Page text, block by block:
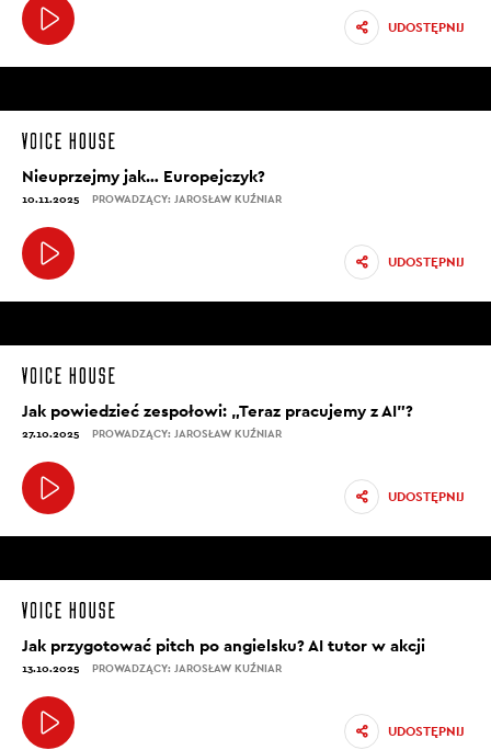
UDOSTĘPNIJ
Nieuprzejmy jak… Europejczyk?
10.11.2025 PROWADZĄCY: JAROSŁAW KUŹNIAR
UDOSTĘPNIJ
Jak powiedzieć zespołowi: „Teraz pracujemy z AI”?
27.10.2025 PROWADZĄCY: JAROSŁAW KUŹNIAR
UDOSTĘPNIJ
Jak przygotować pitch po angielsku? AI tutor w akcji
13.10.2025 PROWADZĄCY: JAROSŁAW KUŹNIAR
UDOSTĘPNIJ